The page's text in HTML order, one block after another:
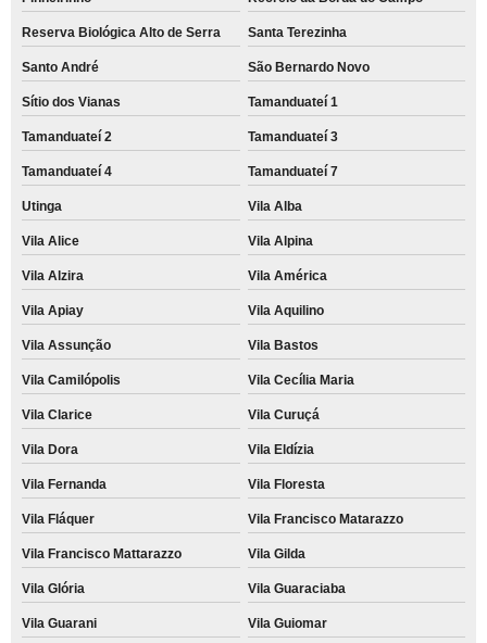
Reserva Biológica Alto de Serra Santa Terezinha
Santo André São Bernardo Novo
Sítio dos Vianas Tamanduateí 1
Tamanduateí 2 Tamanduateí 3
Tamanduateí 4 Tamanduateí 7
Utinga Vila Alba
Vila Alice Vila Alpina
Vila Alzira Vila América
Vila Apiay Vila Aquilino
Vila Assunção Vila Bastos
Vila Camilópolis Vila Cecília Maria
Vila Clarice Vila Curuçá
Vila Dora Vila Eldízia
Vila Fernanda Vila Floresta
Vila Fláquer Vila Francisco Matarazzo
Vila Francisco Mattarazzo Vila Gilda
Vila Glória Vila Guaraciaba
Vila Guarani Vila Guiomar